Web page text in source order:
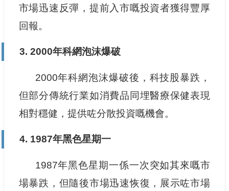
市場迅速反彈，提前入市嘅投資者獲得豐厚
回報。
3. 2000年科網泡沫爆破
2000年科網泡沫爆破後，科技股暴跌，
但部分傳統行業如消費品同埋醫療保健表現
相對穩健，提供咗分散投資嘅機會。
4. 1987年黑色星期一
1987年黑色星期一係一次突如其來嘅市
場暴跌，但隨後市場迅速恢復，展示咗市場